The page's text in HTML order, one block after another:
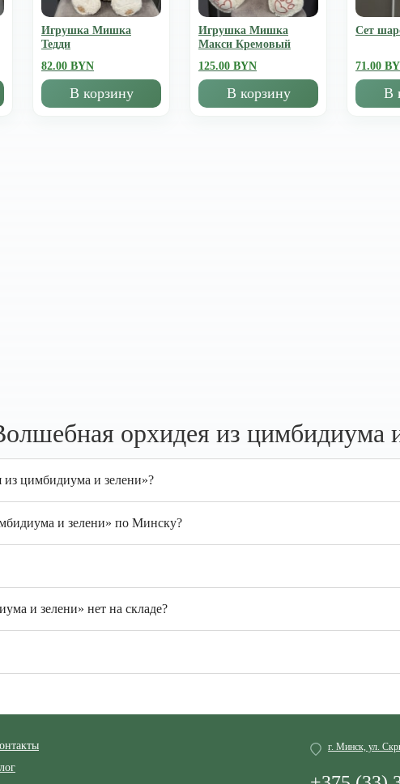
Игрушка Мишка
Тедди
82.00 BYN
В корзину
Игрушка Мишка
Mакси Кремовый
125.00 BYN
В корзину
Сет
71.00
В
орхидея из цимбидиума
из цимбидиума и зелени»?
и зелени» по Минску?
и зелени» нет на складе?
г. Минск, ул.